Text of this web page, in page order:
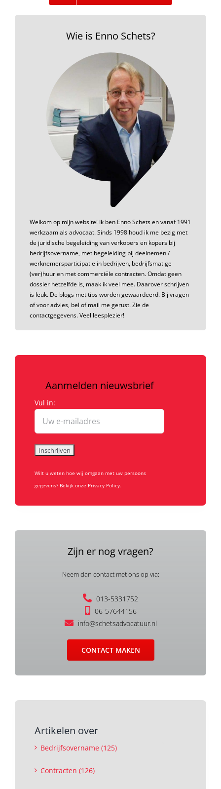
Wie is Enno Schets?
Welkom op mijn website! Ik ben Enno Schets en vanaf 1991
werkzaam als advocaat. Sinds 1998 houd ik me bezig met
de juridische begeleiding van verkopers en kopers bij
bedrijfsovername, met begeleiding bij deelnemen /
werknemersparticipatie in bedrijven, bedrijfsmatige
(ver)huur en met commerciële contracten. Omdat geen
dossier hetzelfde is, maak ik veel mee. Daarover schrijven
is leuk. De blogs met tips worden gewaardeerd. Bij vragen
of voor advies, bel of mail me gerust. Zie de
contactgegevens. Veel leesplezier!
Aanmelden nieuwsbrief
Vul in:
Wilt u weten hoe wij omgaan met uw persoons
gegevens? Bekijk onze Privacy Policy.
Zijn er nog vragen?
Neem dan contact met ons op via:
013-5331752
06-57644156
info@schetsadvocatuur.nl
CONTACT MAKEN
Artikelen over
Bedrijfsovername (125)
Contracten (126)